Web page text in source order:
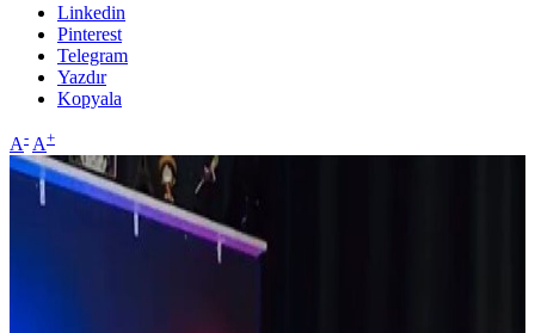
Linkedin
Pinterest
Telegram
Yazdır
Kopyala
A- A+